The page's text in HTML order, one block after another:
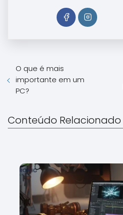
O que é mais
importante em um
PC?
Conteúdo Relacionado